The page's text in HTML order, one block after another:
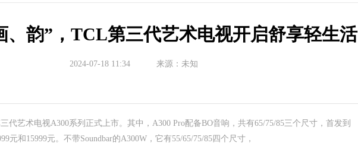
、韵”，TCL第三代艺术电视开启舒享轻生活
2024-07-18 11:34 来源：未知
代艺术电视A300系列正式上市。其中，A300 Pro配备BO音响，共有65/75/85三个尺寸，首发到
元和15999元。不带Soundbar的A300W，它有55/65/75/85四个尺寸，